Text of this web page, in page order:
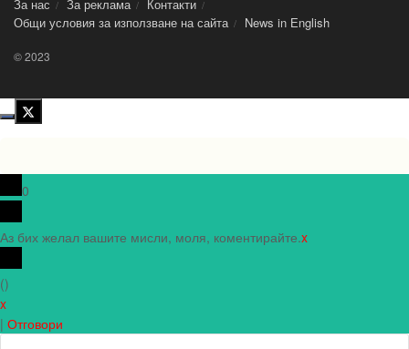
За нас За реклама
Контакти
Общи условия за използване на сайта
News in Еnglish
© 2023
0
Аз бих желал вашите мисли, моля, коментирайте.x
()
x
| Отговори